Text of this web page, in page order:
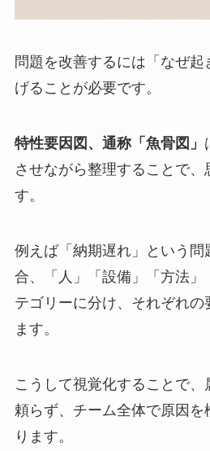
問題を改善するには「なぜ
げることが必要です。
特性要因図、通称「魚骨図」
させながら整理することで
す。
例えば「納期遅れ」という問
合、「人」「設備」「方法」
テゴリーに分け、それぞれの
ます。
こうして視覚化することで、
頼らず、チーム全体で原因を
ります。